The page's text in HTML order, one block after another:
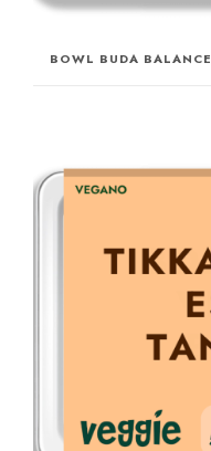
BOWL BUDA BALANCE